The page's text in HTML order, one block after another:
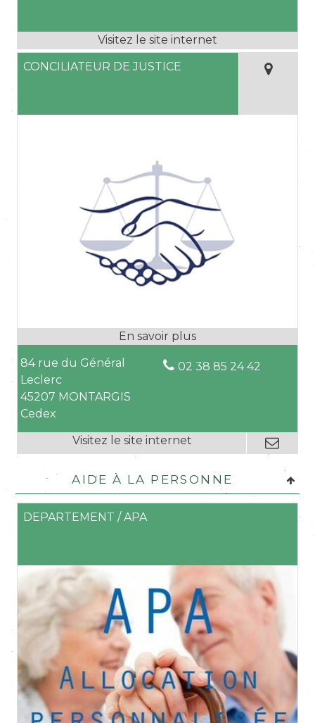
CONCILIATEUR DE JUSTICE
84 rue du Général
Leclerc
45207 MONTARGIS
Cedex
02 38 85 24 42
Aide à la personne
DEPARTEMENT / APA